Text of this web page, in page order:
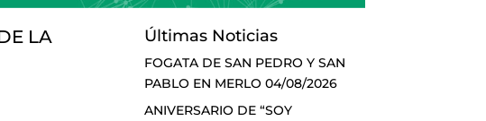
LA
Últimas Noticias
FOGATA DE SAN PEDRO Y SAN
PABLO EN MERLO 04/08/2026
ANIVERSARIO DE “SOY